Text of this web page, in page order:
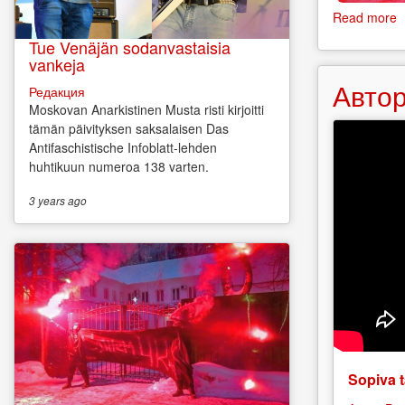
Read more
Sopiva
Tue Venäjän sodanvastaisia
vankeja
Редакция
Moskovan Anarkistinen Musta risti kirjoitti
tämän päivityksen saksalaisen Das
Antifaschistische Infoblatt-lehden
huhtikuun numeroa 138 varten.
3 yearsago